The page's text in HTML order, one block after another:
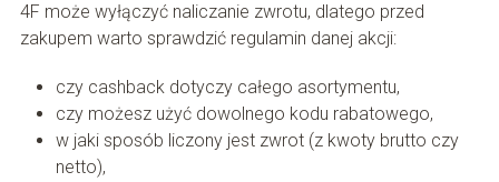
4F może wyłączyć naliczanie zwrotu, dlatego przed
zakupem warto sprawdzić regulamin danej akcji:
czy cashback dotyczy całego asortymentu,
czy możesz użyć dowolnego kodu rabatowego,
w jaki sposób liczony jest zwrot (z kwoty brutto czy
netto),